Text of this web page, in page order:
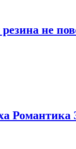
не
Романтика